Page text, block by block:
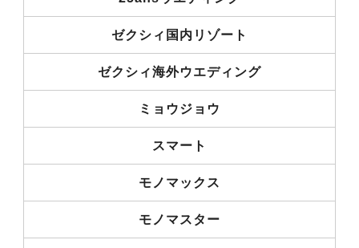
ゼクシィ国内リゾート
ゼクシィ海外ウエディング
ミョウジョウ
スマート
モノマックス
モノマスター